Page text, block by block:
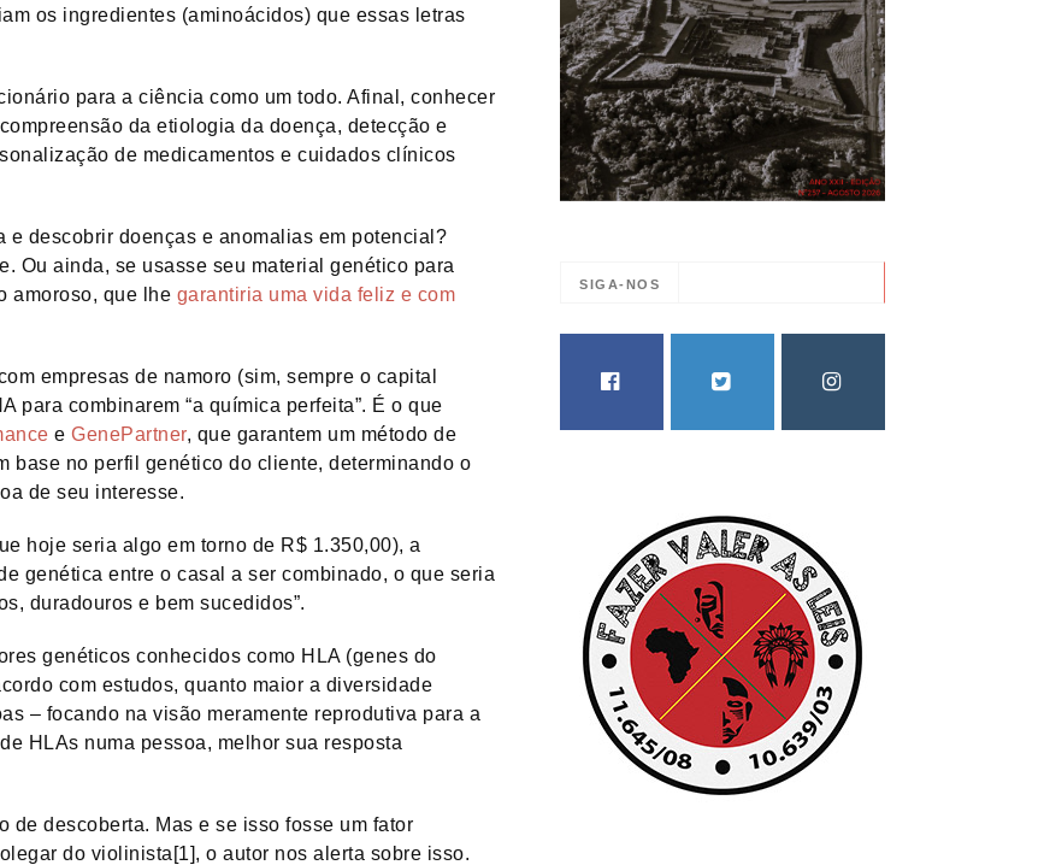
os ingredientes (aminoácidos) que essas letras
para a ciência como um todo. Afinal, conhecer
da etiologia da doença, detecção e
de medicamentos e cuidados clínicos
descobrir doenças e anomalias em potencial?
Ou ainda, se usasse seu material genético para
amoroso, que lhe garantiria uma vida feliz e com
empresas de namoro (sim, sempre o capital
para combinarem “a química perfeita”. É o que
e GenePartner, que garantem um método de
base no perfil genético do cliente, determinando o
de seu interesse.
hoje seria algo em torno de R$ 1.350,00), a
genética entre o casal a ser combinado, o que seria
duradouros e bem sucedidos”.
genéticos conhecidos como HLA (genes do
com estudos, quanto maior a diversidade
– focando na visão meramente reprodutiva para a
HLAs numa pessoa, melhor sua resposta
de descoberta. Mas e se isso fosse um fator
do violinista[1], o autor nos alerta sobre isso.
SIGA-NOS